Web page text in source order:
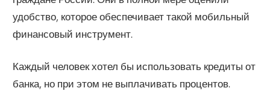
удобство, которое обеспечивает такой мобильный
финансовый инструмент.
Каждый человек хотел бы использовать кредиты от
банка, но при этом не выплачивать процентов.